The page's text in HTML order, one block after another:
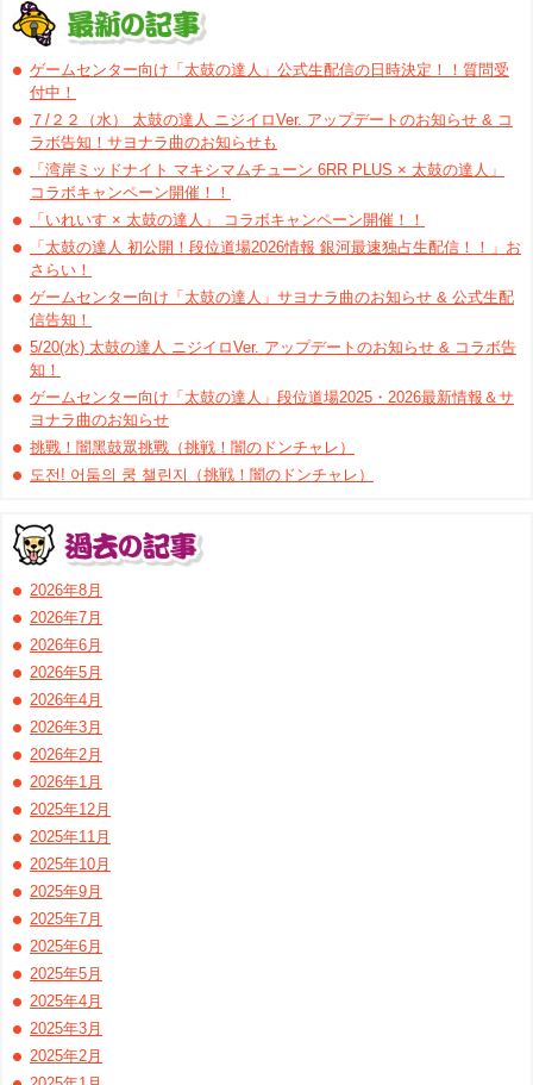
ゲームセンター向け「太鼓の達人」公式生配信の日時決定！！質問受
付中！
７/２２（水） 太鼓の達人 ニジイロVer. アップデートのお知らせ & コ
ラボ告知！サヨナラ曲のお知らせも
「湾岸ミッドナイト マキシマムチューン 6RR PLUS × 太鼓の達人」
コラボキャンペーン開催！！
「いれいす × 太鼓の達人」 コラボキャンペーン開催！！
「太鼓の達人 初公開！段位道場2026情報 銀河最速独占生配信！！」お
さらい！
ゲームセンター向け「太鼓の達人」サヨナラ曲のお知らせ & 公式生配
信告知！
5/20(水) 太鼓の達人 ニジイロVer. アップデートのお知らせ & コラボ告
知！
ゲームセンター向け「太鼓の達人」段位道場2025・2026最新情報＆サ
ヨナラ曲のお知らせ
挑戰！闇黑鼓眾挑戰（挑戦！闇のドンチャレ）
도전! 어둠의 쿵 챌린지（挑戦！闇のドンチャレ）
2026年8月
2026年7月
2026年6月
2026年5月
2026年4月
2026年3月
2026年2月
2026年1月
2025年12月
2025年11月
2025年10月
2025年9月
2025年7月
2025年6月
2025年5月
2025年4月
2025年3月
2025年2月